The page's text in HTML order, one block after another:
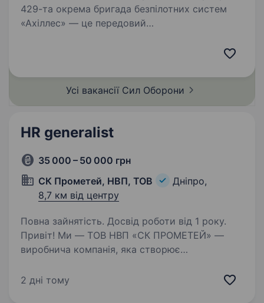
429-та окрема бригада безпілотних систем
«Ахіллес» — це передовий
безпілотних систем. Підрозділ спеціалізується
безпілотних та радіоелектронних…
Усі вакансії Сил Оборони
HR generalist
35 000 – 50 000 грн
СК Прометей, НВП, ТОВ
Дніпро,
8,7 км від центру
Повна зайнятість. Досвід роботи від 1 року.
Привіт! Ми — ТОВ НВП «СК ПРОМЕТЕЙ» —
виробнича компанія, яка створює
та нержавіючої сталі. Ми ростемо,
2 дні тому